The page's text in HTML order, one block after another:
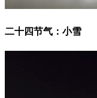
二十四节气：小雪